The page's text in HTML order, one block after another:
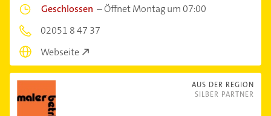
Geschlossen –Öffnet Montag um 07:00
02051 8 47 37
Webseite
AUS DER REGION
SILBER PARTNER